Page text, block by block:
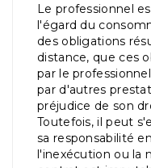
Le professionnel
l'égard du
des obligations
distance, que ces
par le
par d'autres
préjudice de son
Toutefois, il peut
sa responsabilité
l'inexécution ou la